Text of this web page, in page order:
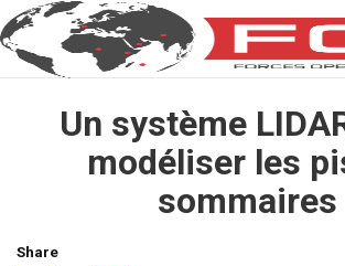
Un système
modéliser les
sommaires
Share